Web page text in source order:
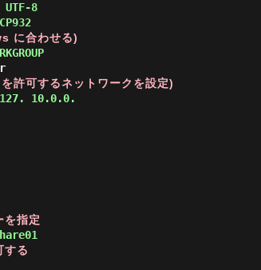
8
CP932
に合わせる)
許可するネットワークを設定)
10.0.0.
を指定
する